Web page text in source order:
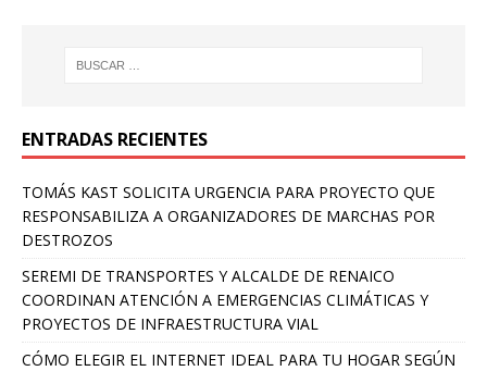
ENTRADAS RECIENTES
TOMÁS KAST SOLICITA URGENCIA PARA PROYECTO QUE
RESPONSABILIZA A ORGANIZADORES DE MARCHAS POR
DESTROZOS
SEREMI DE TRANSPORTES Y ALCALDE DE RENAICO
COORDINAN ATENCIÓN A EMERGENCIAS CLIMÁTICAS Y
PROYECTOS DE INFRAESTRUCTURA VIAL
CÓMO ELEGIR EL INTERNET IDEAL PARA TU HOGAR SEGÚN